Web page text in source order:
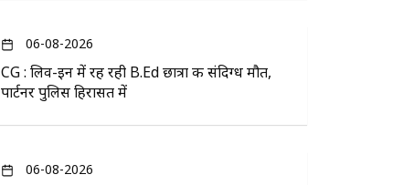
06-08-2026
CG : लिव-इन में रह रही B.Ed छात्रा की संदिग्ध मौत,
पार्टनर पुलिस हिरासत में
06-08-2026